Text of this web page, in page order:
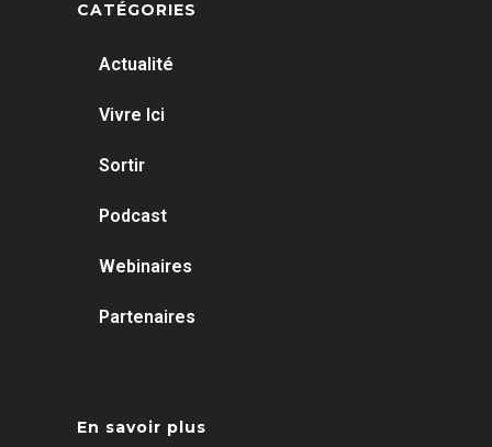
CATÉGORIES
Actualité
Vivre Ici
Sortir
Podcast
Webinaires
Partenaires
En savoir plus